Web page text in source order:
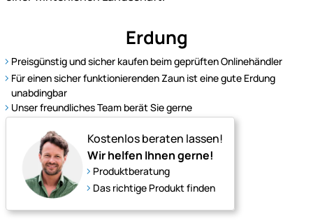
unser
Sortiment
für
Ponys
bestens
ausgestattet
Jahreszeit
Erdung
Preisgünstig und sicher kaufen beim geprüften Onlinehändler
Für einen sicher funktionierenden Zaun ist eine gute Erdung
unabdingbar
Unser freundliches Team berät Sie gerne
Kostenlos beraten lassen!
Wir helfen Ihnen gerne!
Produktberatung
Das richtige Produkt finden